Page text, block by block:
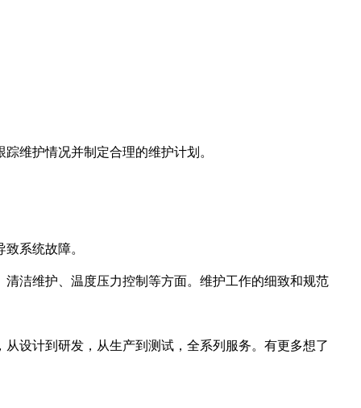
维护情况并制定合理的维护计划。
系统故障。
洁维护、温度压力控制等方面。维护工作的细致和规范
设计到研发，从生产到测试，全系列服务。有更多想了